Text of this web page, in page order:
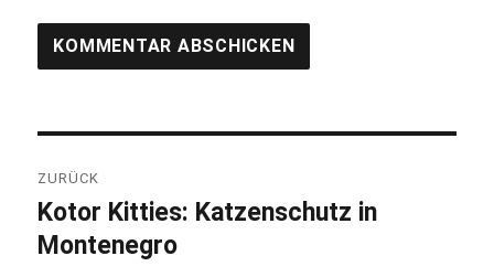
ZURÜCK
Vorheriger
Beitrag:
Kotor Kitties: Katzenschutz in
Montenegro